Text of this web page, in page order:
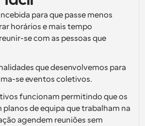
impulsionadas por IA
e lembretes
atualizado com as últimas notícias e
clientes em minutos
Dinâmico
para que passe menos
horários e mais tempo
se com as pessoas que
que desenvolvemos para
se eventos coletivos.
funcionam permitindo que os
de equipa que trabalham na
agendem reuniões sem